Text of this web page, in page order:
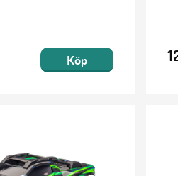
Köp